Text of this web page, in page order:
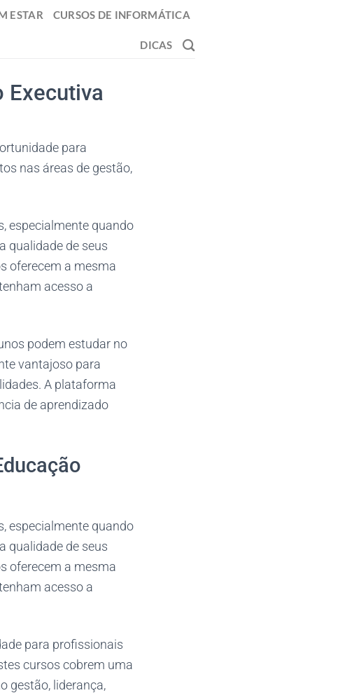
ESTAR CURSOS DE INFORMÁTICA
DICAS
Executiva
para
nas áreas de gestão,
especialmente quando
qualidade de seus
oferecem a mesma
acesso a
podem estudar no
vantajoso para
A plataforma
de aprendizado
especialmente quando
qualidade de seus
oferecem a mesma
acesso a
para profissionais
cursos cobrem uma
gestão, liderança,